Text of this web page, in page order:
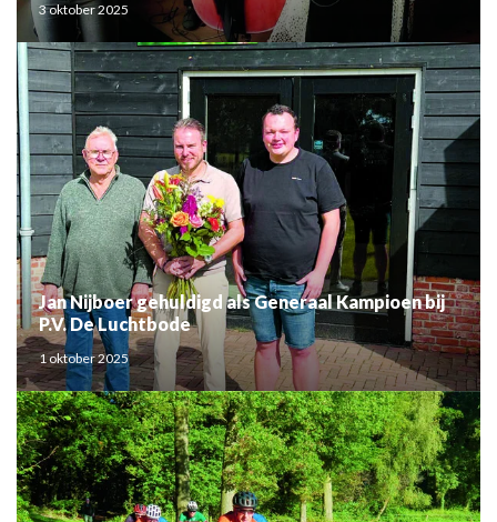
3 oktober 2025
Jan Nijboer gehuldigd als Generaal Kampioen bij
P.V. De Luchtbode
1 oktober 2025